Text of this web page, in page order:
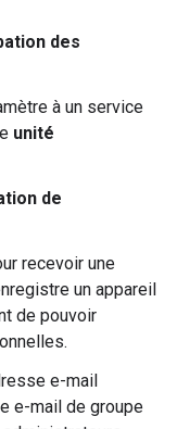
des
à un service
unité
de
recevoir une
un appareil
de pouvoir
e-mail
e-mail de groupe